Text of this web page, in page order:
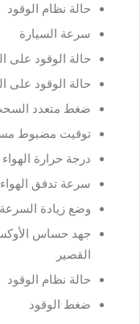
حالة نظام الوقود
سرعة السيارة
حالة الوقود على
حالة الوقود على
ضغط متعدد
توقيت مضبوط
درجة حرارة
سرعة تدفق الهواء
وضع زيادة
جهد حساس
القصير
حالة نظام الوقود
ضغط الوقود